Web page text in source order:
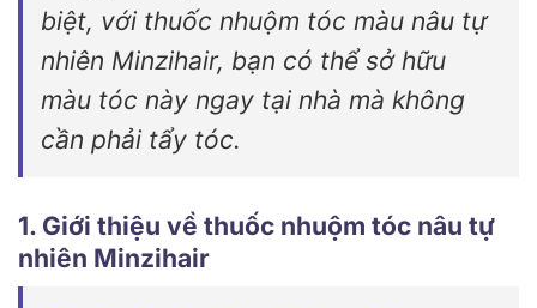
biệt, với thuốc nhuộm tóc màu nâu tự
nhiên Minzihair, bạn có thể sở hữu
màu tóc này ngay tại nhà mà không
cần phải tẩy tóc.
1. Giới thiệu về thuốc nhuộm tóc nâu tự
nhiên Minzihair